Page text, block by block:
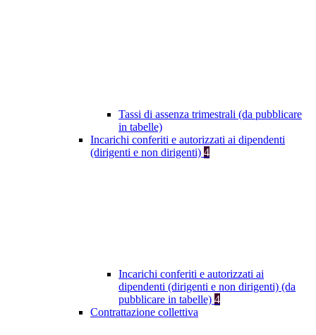
Tassi di assenza trimestrali (da pubblicare
in tabelle)
Incarichi conferiti e autorizzati ai dipendenti
(dirigenti e non dirigenti) 4
Incarichi conferiti e autorizzati ai
dipendenti (dirigenti e non dirigenti) (da
pubblicare in tabelle) 4
Contrattazione collettiva